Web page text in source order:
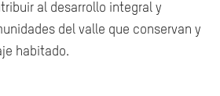
al desarrollo integral y
del valle que conservan y
habitado.